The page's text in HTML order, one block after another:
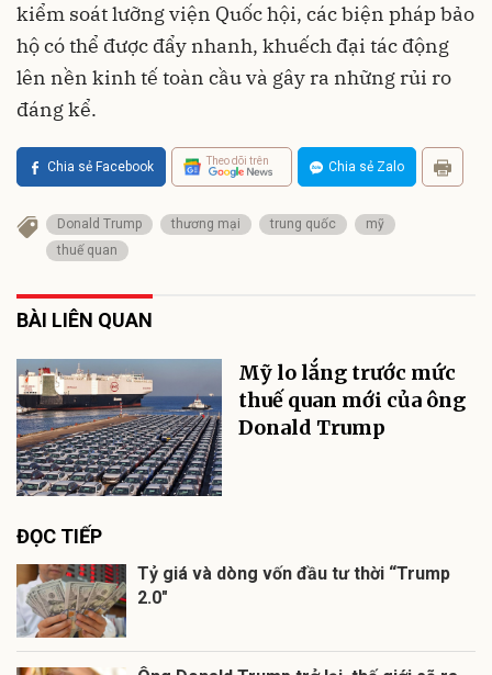
kiểm soát lưỡng viện Quốc hội, các biện pháp bảo
hộ có thể được đẩy nhanh, khuếch đại tác động
lên nền kinh tế toàn cầu và gây ra những rủi ro
đáng kể.
Chia sẻ Facebook Theo dõi trên Chia sẻ Zalo
Donald Trump thương mại trung quốc
mỹ
thuế quan
BÀI LIÊN QUAN
Mỹ lo lắng trước mức
thuế quan mới của ông
Donald Trump
ĐỌC TIẾP
Tỷ giá và dòng vốn đầu tư thời “Trump
2.0"